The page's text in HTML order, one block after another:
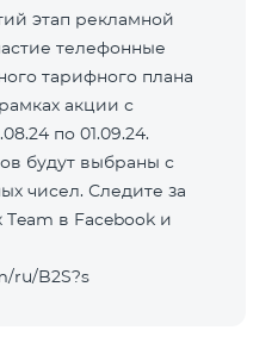
этап рекламной
телефонные
тарифного плана
акции с
по 01.09.24.
будут выбраны с
чисел. Следите за
в Facebook и
ru/B2S?s